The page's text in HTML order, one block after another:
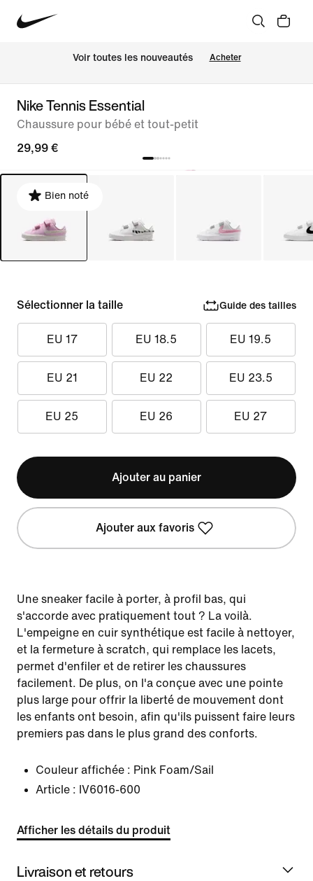
Voir toutes les nouveautés Acheter
Nike Tennis Essential
Chaussure pour bébé et tout-petit
29,99 €
Bien noté
Sélectionner la taille Guide des tailles
EU 17 EU 18.5 EU 19.5
EU 21 EU 22 EU 23.5
EU 25 EU 26 EU 27
Ajouter au panier
Ajouter aux favoris
Une sneaker facile à porter, à profil bas, qui
s'accorde avec pratiquement tout ? La voilà.
L'empeigne en cuir synthétique est facile à nettoyer,
et la fermeture à scratch, qui remplace les lacets,
permet d'enfiler et de retirer les chaussures
facilement. De plus, on l'a conçue avec une pointe
plus large pour offrir la liberté de mouvement dont
les enfants ont besoin, afin qu'ils puissent faire leurs
premiers pas dans le plus grand des conforts.
Couleur affichée : Pink Foam/Sail
Article : IV6016-600
Afficher les détails du produit
Livraison et retours